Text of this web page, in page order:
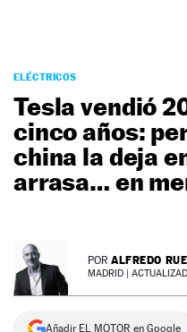
PODCAST
MOTOS
TECNOLOGÍA
SUPERCOCHES
NEWSLETTER
ELÉCTRICOS
Tesla vendió
cinco años:
china la deja
arrasa… en
POR ALFREDO
MADRID |
Añadir EL MOTOR en Google